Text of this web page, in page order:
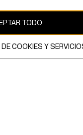
por copyright y es
TODO
COOKIES Y